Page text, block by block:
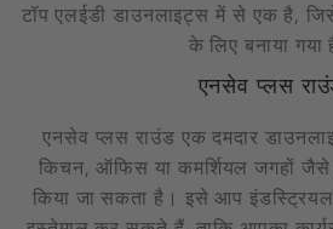
टॉप एलईडी डाउनलाइट्स में से एक है,
के लिए बनाया गया
एनसेव प्लस
एनसेव प्लस राउंड एक दमदार
किचन, ऑफिस या कमर्शियल जगहों
किया जा सकता है। इसे आप इंडस्ट्रियल